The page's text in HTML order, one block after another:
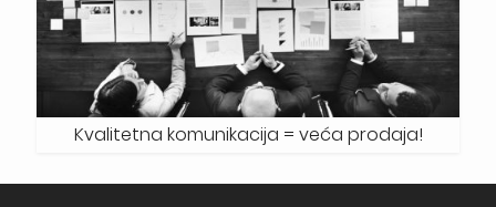
Kvalitetna komunikacija = veća prodaja!